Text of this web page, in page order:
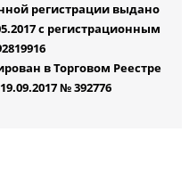
регистрации выдано
с регистрационным
в Торговом Реестре
№ 392776